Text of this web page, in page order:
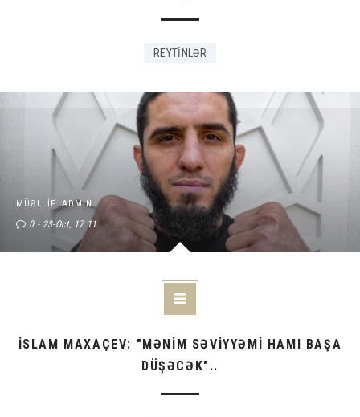
REYTİNLƏR
MÜƏLLIF: ADMIN
0 23-Oct, 17:11
İSLAM MAXAÇEV: "MƏNIM SƏVIYYƏMI HAMI BAŞA
DÜŞƏCƏK"..